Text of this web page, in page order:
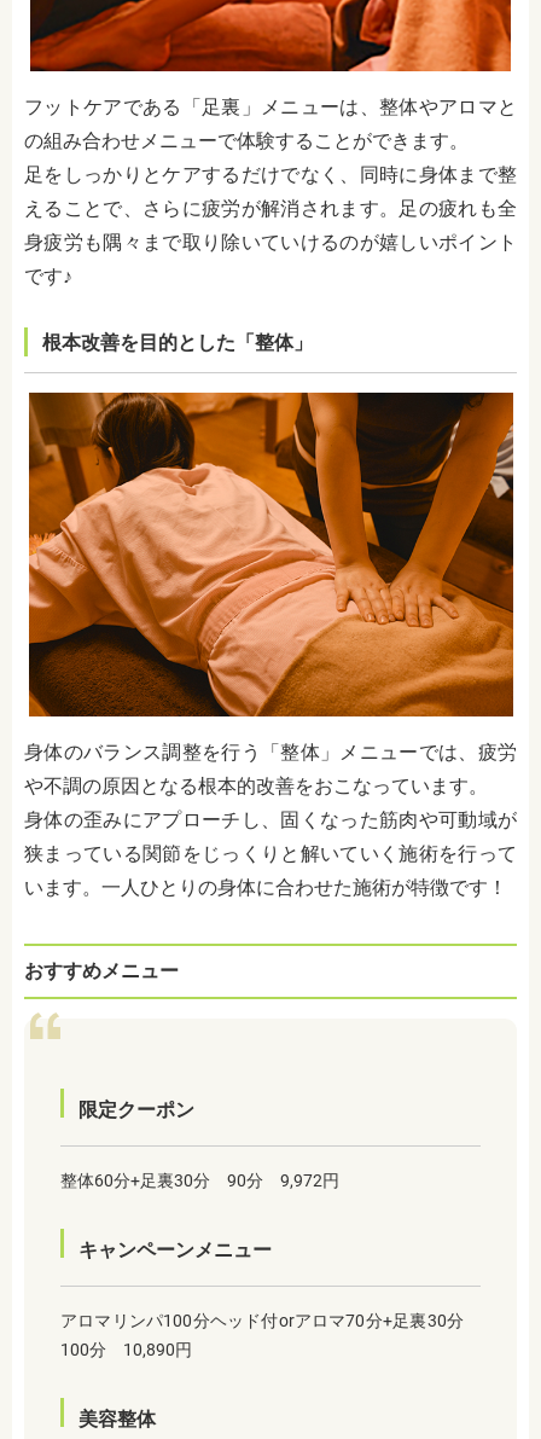
フットケアである「足裏」メニューは、整体やアロマと
の組み合わせメニューで体験することができます。
足をしっかりとケアするだけでなく、同時に身体まで整
えることで、さらに疲労が解消されます。足の疲れも全
身疲労も隅々まで取り除いていけるのが嬉しいポイント
です♪
根本改善を目的とした「整体」
身体のバランス調整を行う「整体」メニューでは、疲労
や不調の原因となる根本的改善をおこなっています。
身体の歪みにアプローチし、固くなった筋肉や可動域が
狭まっている関節をじっくりと解いていく施術を行って
います。一人ひとりの身体に合わせた施術が特徴です！
おすすめメニュー
限定クーポン
整体60分+足裏30分 90分 9,972円
キャンペーンメニュー
アロマリンパ100分ヘッド付orアロマ70分+足裏30分
100分 10,890円
美容整体